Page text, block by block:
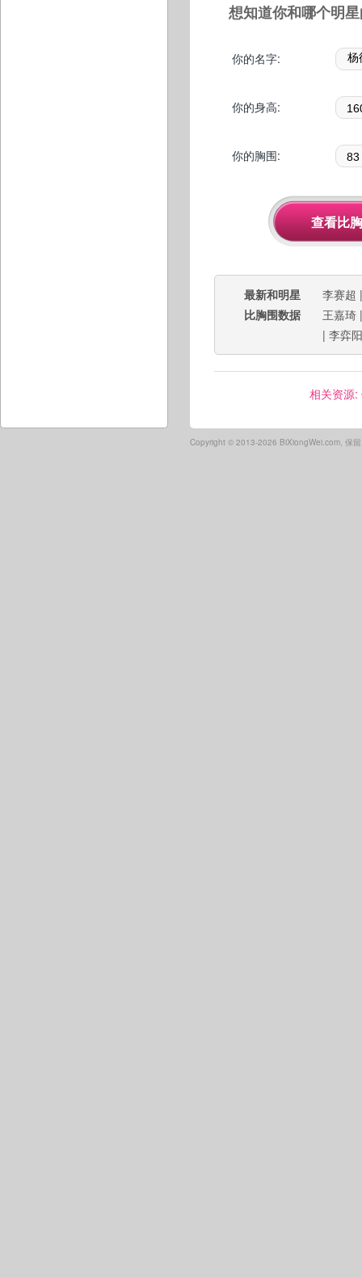
想知道你和哪个明
你的名字:
你的身高:
你的胸围:
最新和明星
比胸围数据
李赛超
王嘉琦
| 李弈阳
相关资源:
Copyright © 2013-2026 BiXiongWei.com, 保